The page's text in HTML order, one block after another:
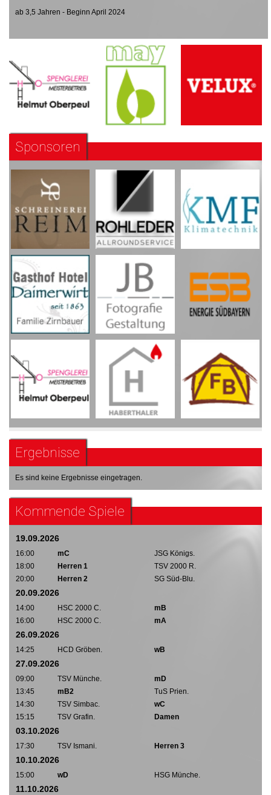
ab 3,5 Jahren - Beginn April 2024
Sponsoren
Ergebnisse
Es sind keine Ergebnisse eingetragen.
Kommende Spiele
19.09.2026
16:00 mC
JSG Königs.
18:00
Herren 1
TSV 2000 R.
20:00
Herren 2 SG Süd-Blu.
20.09.2026
14:00 HSC 2000 C.
mB
16:00
HSC 2000 C. mA
26.09.2026
14:25 HCD Gröben. wB
27.09.2026
09:00 TSV Münche.
mD
13:45
mB2
TuS Prien.
14:30
TSV Simbac.
wC
15:15
TSV Grafin. Damen
03.10.2026
17:30 TSV Ismani. Herren 3
10.10.2026
15:00 wD HSG Münche.
11.10.2026